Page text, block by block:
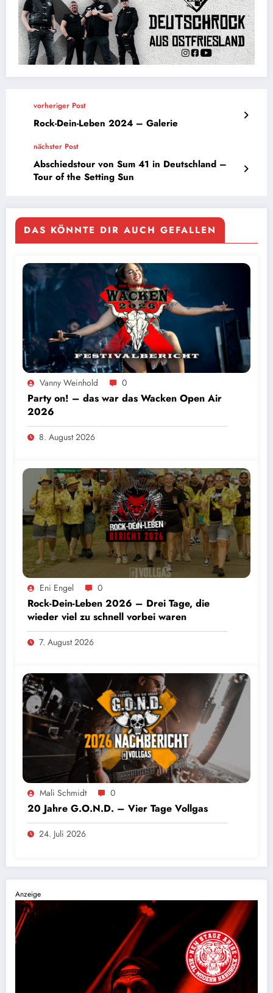
vorheriger Post
Rock-Dein-Leben 2024 – Galerie
nächster Post
Abschiedstour von Sum 41 in Deutschland –
Tour of the Setting Sun
DAS KÖNNTE DIR AUCH GEFALLEN
Vanny Weinhold 0
Party on! – das war das Wacken Open Air
2026
8. August 2026
Eni Engel 0
Rock-Dein-Leben 2026 – Drei Tage, die
wieder viel zu schnell vorbei waren
7. August 2026
Mali Schmidt 0
20 Jahre G.O.N.D. – Vier Tage Vollgas
24. Juli 2026
Anzeige